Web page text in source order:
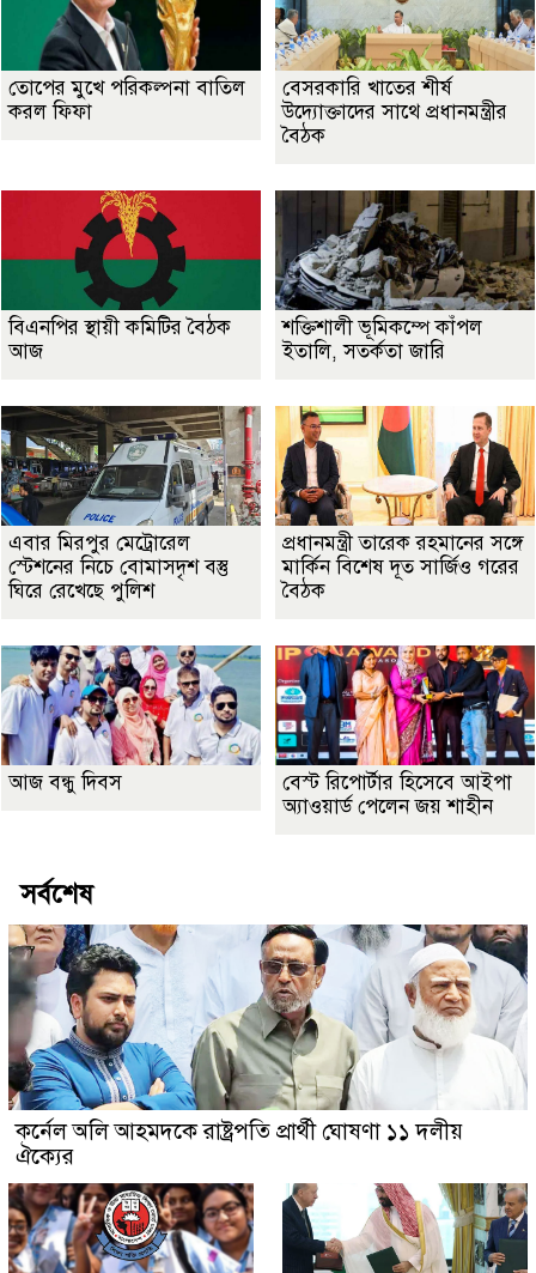
তোপের মুখে পরিকল্পনা বাতিল
করল ফিফা
বেসরকারি খাতের শীর্ষ
উদ্যোক্তাদের সাথে প্রধানমন্ত্রীর
বৈঠক
বিএনপির স্থায়ী কমিটির বৈঠক
আজ
শক্তিশালী ভূমিকম্পে কাঁপল
ইতালি, সতর্কতা জারি
এবার মিরপুর মেট্রোরেল
স্টেশনের নিচে বোমাসদৃশ বস্তু
ঘিরে রেখেছে পুলিশ
প্রধানমন্ত্রী তারেক রহমানের সঙ্গে
মার্কিন বিশেষ দূত সার্জিও গরের
বৈঠক
আজ বন্ধু দিবস
বেস্ট রিপোর্টার হিসেবে আইপা
অ্যাওয়ার্ড পেলেন জয় শাহীন
সর্বশেষ
কর্নেল অলি আহমদকে রাষ্ট্রপতি প্রার্থী ঘোষণা ১১ দলীয়
ঐক্যের